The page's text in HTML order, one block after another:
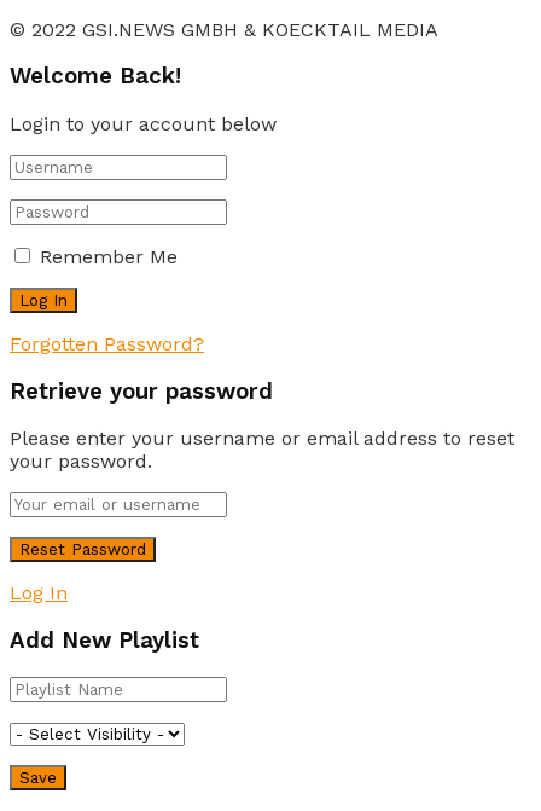
© 2022 GSI.NEWS GMBH & KOECKTAIL MEDIA
Welcome Back!
Login to your account below
Remember Me
Forgotten Password?
Retrieve your password
Please enter your username or email address to reset
your password.
Log In
Add New Playlist